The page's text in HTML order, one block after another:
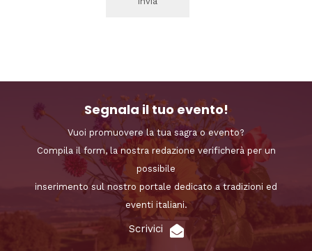
Segnala il tuo evento!
Vuoi promuovere la tua sagra o evento?
Compila il form, la nostra redazione verificherà per un
possibile
inserimento sul nostro portale dedicato a tradizioni ed
eventi italiani.
Scrivici